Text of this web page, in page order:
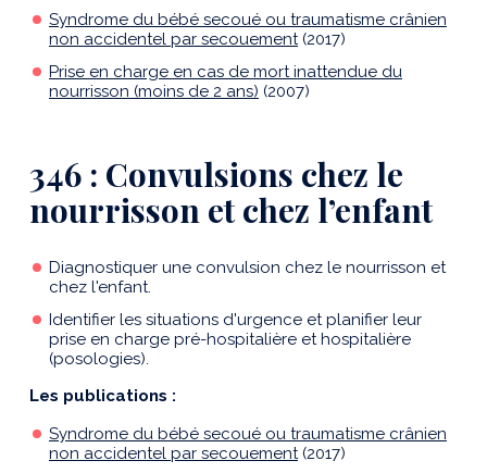
Syndrome du bébé secoué ou traumatisme crânien
non accidentel par secouement(2017)
Prise en charge en cas de mort inattendue du
nourrisson (moins de 2 ans) (2007)
346 : Convulsions chez le
nourrisson et chez l’enfant
Diagnostiquer une convulsion chez le nourrisson et
chez l'enfant.
Identifier les situations d'urgence et planifier leur
prise en charge pré-hospitalière et hospitalière
(posologies).
Les publications :
Syndrome du bébé secoué ou traumatisme crânien
non accidentel par secouement(2017)